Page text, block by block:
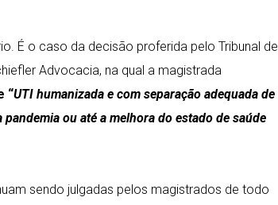
É o caso da decisão proferida pelo Tribunal de
Advocacia, na qual a magistrada
“UTI humanizada e com separação adequada de
ou até a melhora do estado de saúde
sendo julgadas pelos magistrados de todo